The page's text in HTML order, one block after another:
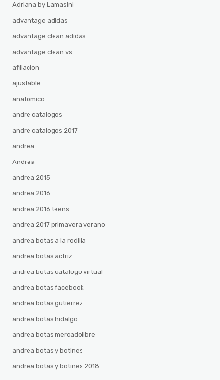
Adriana by Lamasini
advantage adidas
advantage clean adidas
advantage clean vs
afiliacion
ajustable
anatomico
andre catalogos
andre catalogos 2017
andrea
Andrea
andrea 2015
andrea 2016
andrea 2016 teens
andrea 2017 primavera verano
andrea botas a la rodilla
andrea botas actriz
andrea botas catalogo virtual
andrea botas facebook
andrea botas gutierrez
andrea botas hidalgo
andrea botas mercadolibre
andrea botas y botines
andrea botas y botines 2018